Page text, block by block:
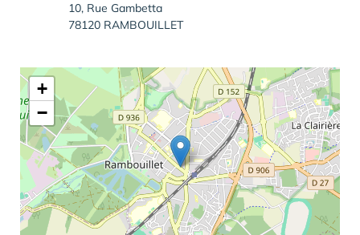
10, Rue Gambetta
78120 RAMBOUILLET
+
−